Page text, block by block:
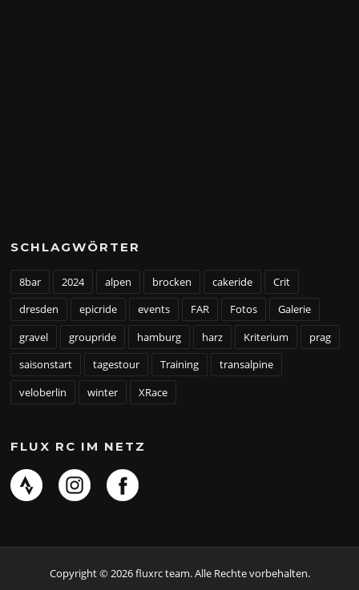
SCHLAGWÖRTER
8bar 2024 alpen brocken cakeride
Crit
dresden
epicride events FAR Fotos
Galerie
gravel
groupride hamburg harz Kriterium
prag
saisonstart
tagestour Training
transalpine
veloberlin
winter XRace
FLUX RC IM NETZ
Copyright © 2026 fluxrc team. Alle Rechte vorbehalten.